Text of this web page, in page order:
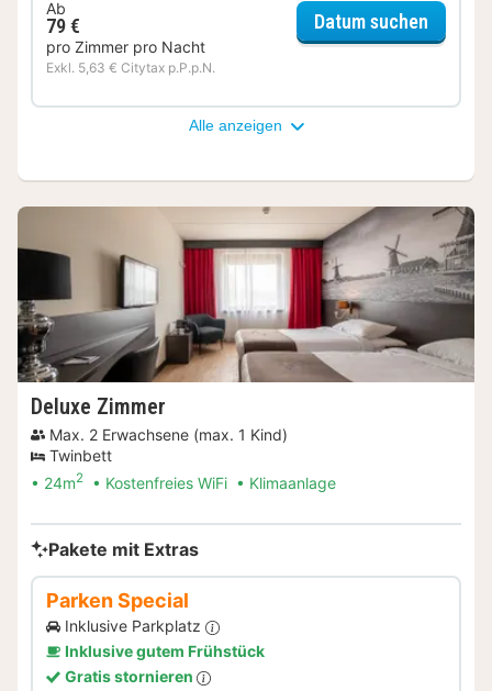
Ab
79 €
pro Zimmer pro Nacht
Exkl. 5,63 € Citytax p.P.p.N.
Datum suchen
Alle anzeigen
Deluxe Zimmer
Max. 2 Erwachsene (max. 1 Kind)
Twinbett
24m2 Kostenfreies WiFi Klimaanlage
Pakete mit Extras
Parken Special
Inklusive Parkplatz
Inklusive gutem Frühstück
Gratis stornieren